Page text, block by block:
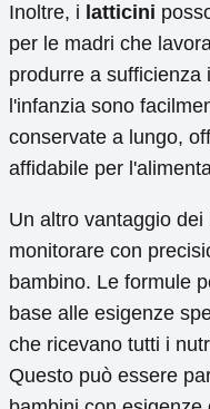
Inoltre, i latticini
per le madri che
produrre a sufficienza
l'infanzia sono
conservate a lungo,
affidabile per
Un altro vantaggio dei
monitorare con
bambino. Le formule
base alle esigenze
che ricevano tutti i
Questo può essere